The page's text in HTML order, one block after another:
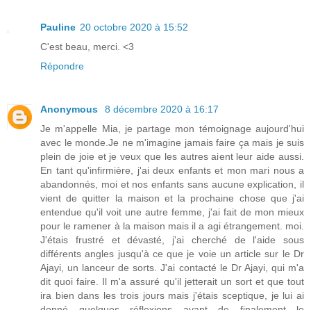
Pauline 20 octobre 2020 à 15:52
C'est beau, merci. <3
Répondre
Anonymous
8 décembre 2020 à 16:17
Je m'appelle Mia, je partage mon témoignage aujourd'hui
avec le monde.Je ne m'imagine jamais faire ça mais je suis
plein de joie et je veux que les autres aient leur aide aussi.
En tant qu'infirmière, j'ai deux enfants et mon mari nous a
abandonnés, moi et nos enfants sans aucune explication, il
vient de quitter la maison et la prochaine chose que j'ai
entendue qu'il voit une autre femme, j'ai fait de mon mieux
pour le ramener à la maison mais il a agi étrangement. moi.
J'étais frustré et dévasté, j'ai cherché de l'aide sous
différents angles jusqu'à ce que je voie un article sur le Dr
Ajayi, un lanceur de sorts. J'ai contacté le Dr Ajayi, qui m'a
dit quoi faire. Il m'a assuré qu'il jetterait un sort et que tout
ira bien dans les trois jours mais j'étais sceptique, je lui ai